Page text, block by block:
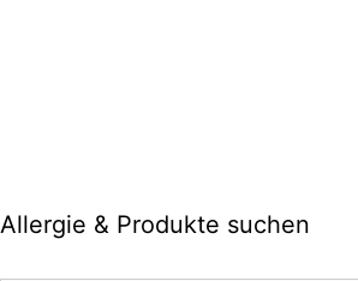
Allergie & Produkte suchen